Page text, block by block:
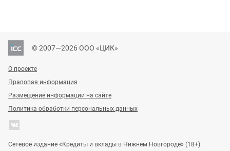
© 2007—2026 ООО «ЦИК»
О проекте
Правовая информация
Размещение информации на сайте
Политика обработки персональных данных
Сетевое издание «Кредиты и вклады в Нижнем Новгороде» (18+).